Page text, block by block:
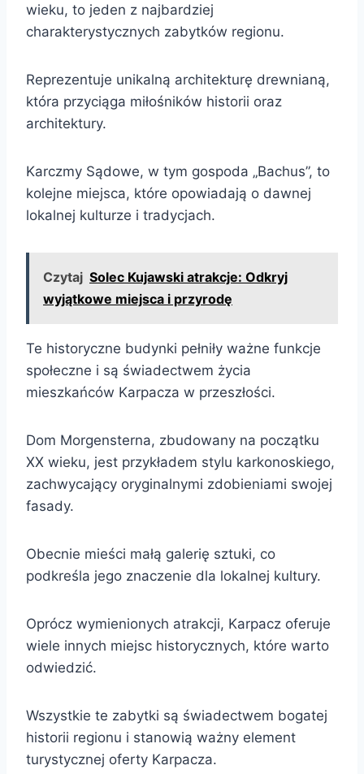
wieku, to jeden z najbardziej
charakterystycznych zabytków regionu.
Reprezentuje unikalną architekturę drewnianą,
która przyciąga miłośników historii oraz
architektury.
Karczmy Sądowe, w tym gospoda „Bachus”, to
kolejne miejsca, które opowiadają o dawnej
lokalnej kulturze i tradycjach.
Czytaj Solec Kujawski atrakcje: Odkryj
wyjątkowe miejsca i przyrodę
Te historyczne budynki pełniły ważne funkcje
społeczne i są świadectwem życia
mieszkańców Karpacza w przeszłości.
Dom Morgensterna, zbudowany na początku
XX wieku, jest przykładem stylu karkonoskiego,
zachwycający oryginalnymi zdobieniami swojej
fasady.
Obecnie mieści małą galerię sztuki, co
podkreśla jego znaczenie dla lokalnej kultury.
Oprócz wymienionych atrakcji, Karpacz oferuje
wiele innych miejsc historycznych, które warto
odwiedzić.
Wszystkie te zabytki są świadectwem bogatej
historii regionu i stanowią ważny element
turystycznej oferty Karpacza.